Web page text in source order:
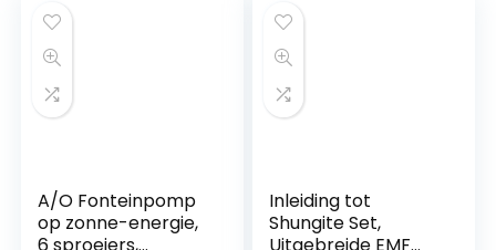
A/O Fonteinpomp
op zonne-energie,
6 sproeiers,
Inleiding tot
Shungite Set,
Uitgebreide EMF